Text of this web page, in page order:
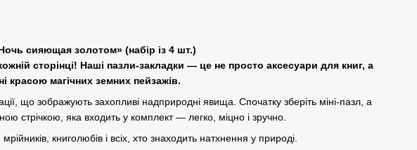
сияющая золотом» (набір із 4 шт.)
сторінці! Наші пазли-закладки — це не просто аксесуари для книг, а
красою магічних земних пейзажів.
що зображують захопливі надприродні явища. Спочатку зберіть міні-пазл, а
стрічкою, яка входить у комплект — легко, міцно і зручно.
книголюбів і всіх, хто знаходить натхнення у природі.